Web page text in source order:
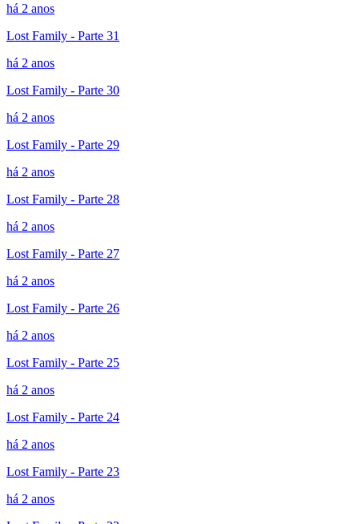
há 2 anos
Lost Family - Parte 31
há 2 anos
Lost Family - Parte 30
há 2 anos
Lost Family - Parte 29
há 2 anos
Lost Family - Parte 28
há 2 anos
Lost Family - Parte 27
há 2 anos
Lost Family - Parte 26
há 2 anos
Lost Family - Parte 25
há 2 anos
Lost Family - Parte 24
há 2 anos
Lost Family - Parte 23
há 2 anos